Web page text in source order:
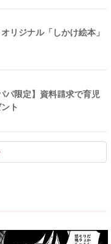
リジナル「しかけ絵本」
パ限定】資料請求で育児
ト